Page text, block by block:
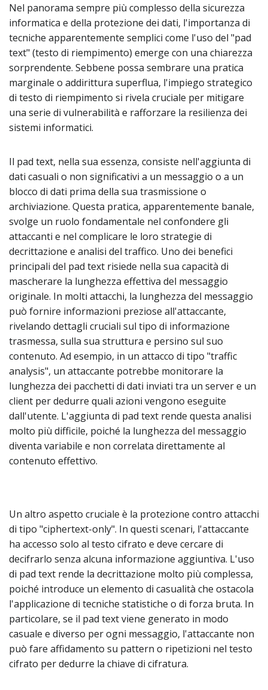
Nel panorama sempre più complesso della sicurezza
informatica e della protezione dei dati, l'importanza di
tecniche apparentemente semplici come l'uso del "pad
text" (testo di riempimento) emerge con una chiarezza
sorprendente. Sebbene possa sembrare una pratica
marginale o addirittura superflua, l'impiego strategico
di testo di riempimento si rivela cruciale per mitigare
una serie di vulnerabilità e rafforzare la resilienza dei
sistemi informatici.
Il pad text, nella sua essenza, consiste nell'aggiunta di
dati casuali o non significativi a un messaggio o a un
blocco di dati prima della sua trasmissione o
archiviazione. Questa pratica, apparentemente banale,
svolge un ruolo fondamentale nel confondere gli
attaccanti e nel complicare le loro strategie di
decrittazione e analisi del traffico. Uno dei benefici
principali del pad text risiede nella sua capacità di
mascherare la lunghezza effettiva del messaggio
originale. In molti attacchi, la lunghezza del messaggio
può fornire informazioni preziose all'attaccante,
rivelando dettagli cruciali sul tipo di informazione
trasmessa, sulla sua struttura e persino sul suo
contenuto. Ad esempio, in un attacco di tipo "traffic
analysis", un attaccante potrebbe monitorare la
lunghezza dei pacchetti di dati inviati tra un server e un
client per dedurre quali azioni vengono eseguite
dall'utente. L'aggiunta di pad text rende questa analisi
molto più difficile, poiché la lunghezza del messaggio
diventa variabile e non correlata direttamente al
contenuto effettivo.
Un altro aspetto cruciale è la protezione contro attacchi
di tipo "ciphertext-only". In questi scenari, l'attaccante
ha accesso solo al testo cifrato e deve cercare di
decifrarlo senza alcuna informazione aggiuntiva. L'uso
di pad text rende la decrittazione molto più complessa,
poiché introduce un elemento di casualità che ostacola
l'applicazione di tecniche statistiche o di forza bruta. In
particolare, se il pad text viene generato in modo
casuale e diverso per ogni messaggio, l'attaccante non
può fare affidamento su pattern o ripetizioni nel testo
cifrato per dedurre la chiave di cifratura.